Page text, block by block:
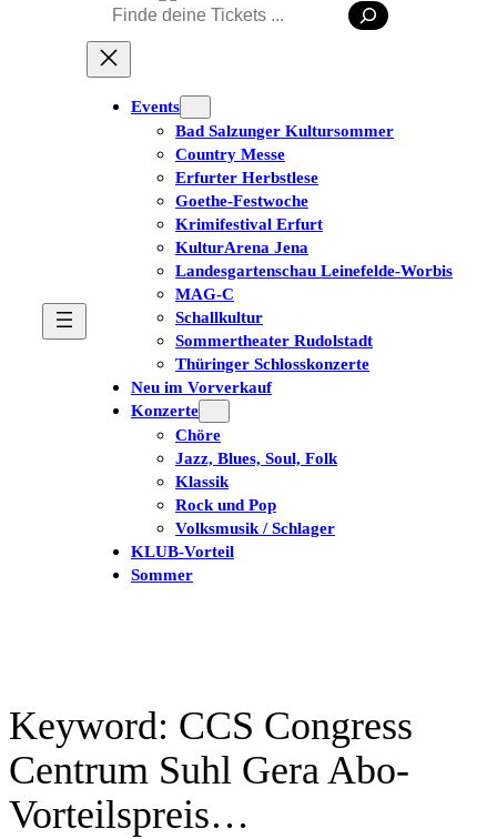
Suchen
Events
Bad Salzunger Kultursommer
Country Messe
Erfurter Herbstlese
Goethe-Festwoche
Krimifestival Erfurt
KulturArena Jena
Landesgartenschau Leinefelde-Worbis
MAG-C
Schallkultur
Sommertheater Rudolstadt
Thüringer Schlosskonzerte
Neu im Vorverkauf
Konzerte
Chöre
Jazz, Blues, Soul, Folk
Klassik
Rock und Pop
Volksmusik / Schlager
KLUB-Vorteil
Sommer
Keyword: CCS Congress
Centrum Suhl Gera Abo-
Vorteilspreis…